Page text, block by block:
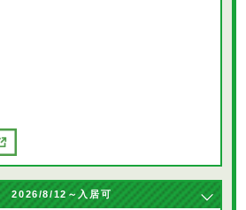
2026/8/12～入居可